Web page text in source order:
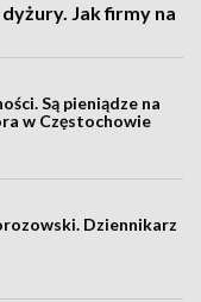
Jak firmy na
Są pieniądze na
w Częstochowie
Dziennikarz